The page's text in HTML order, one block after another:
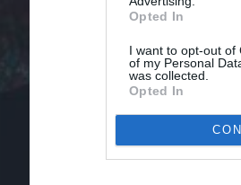
Opted In
I want to opt-out of
of my Personal
was collected.
Opted In